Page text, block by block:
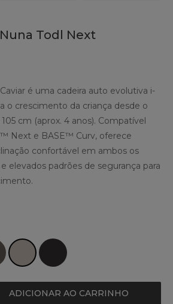
Todl Next
é uma cadeira auto evolutiva i-
o crescimento da criança desde o
cm (aprox. 4 anos). Compatível
Next e BASE™ Curv, oferece
confortável em ambos os
elevados padrões de segurança para
ADICIONAR AO CARRINHO